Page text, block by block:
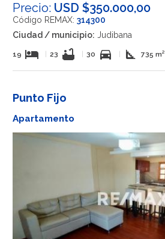
Precio: USD $350.000,00
Código REMAX: 314300
Ciudad / municipio: Judibana
19 hotel 23 bathtub 30 directions_car square_foot 735 m²
Punto Fijo
Apartamento